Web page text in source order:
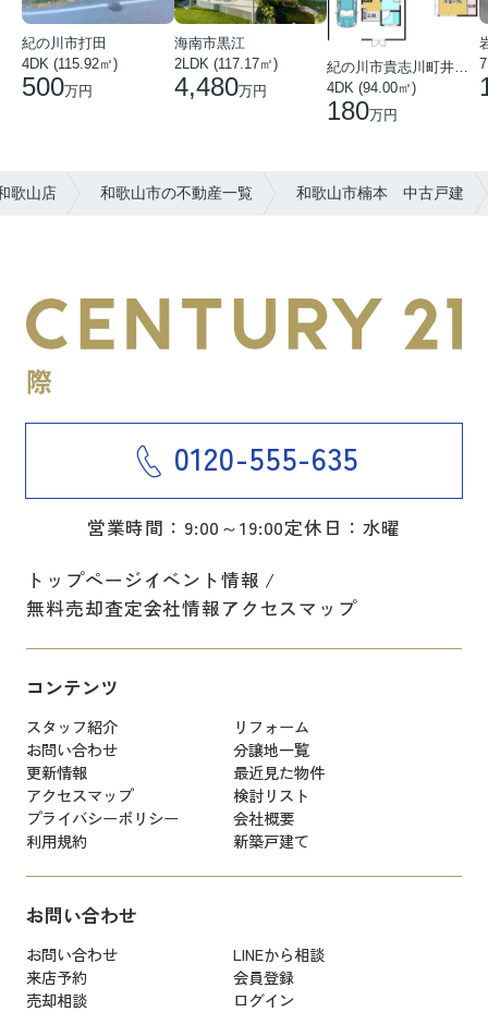
紀の川市打田
4DK (115.92㎡)
500万円
海南市黒江
2LDK (117.17㎡)
4,480万円
紀の川市貴志川町井ノ口
4DK (94.00㎡)
180万円
歌山店 和歌山市の不動産一覧 和歌山市楠本 中古戸建
0120-555-635
営業時間：9:00～19:00定休日：水曜
トップページイベント情報
無料売却査定会社情報アクセスマップ
コンテンツ
スタッフ紹介
リフォーム
お問い合わせ
分譲地一覧
更新情報
最近見た物件
アクセスマップ
検討リスト
プライバシーポリシー
会社概要
利用規約
新築戸建て
お問い合わせ
お問い合わせ
LINEから相談
来店予約
会員登録
売却相談
ログイン